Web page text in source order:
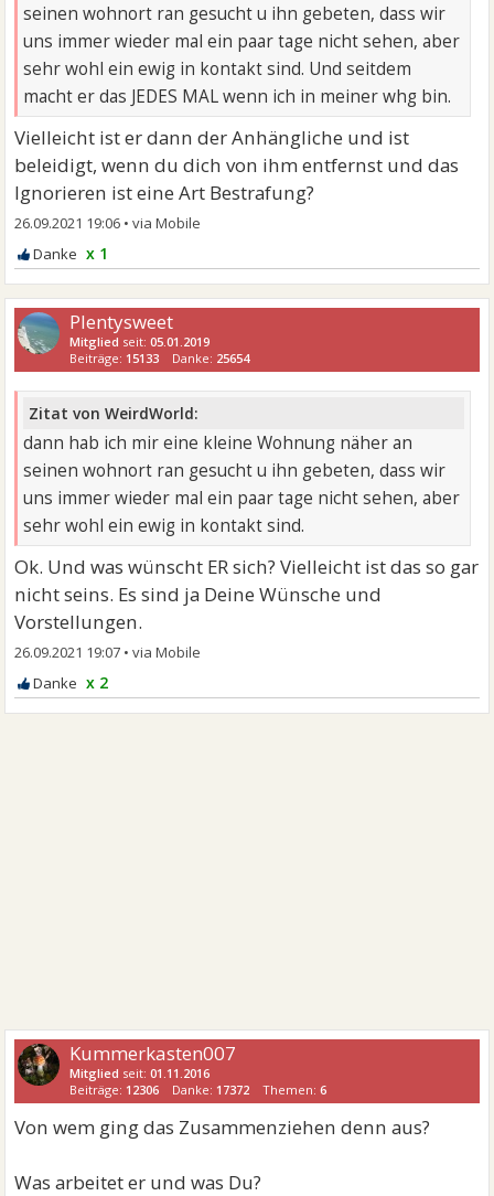
seinen wohnort ran gesucht u ihn gebeten, dass wir
uns immer wieder mal ein paar tage nicht sehen, aber
sehr wohl ein ewig in kontakt sind. Und seitdem
macht er das JEDES MAL wenn ich in meiner whg bin.
Vielleicht ist er dann der Anhängliche und ist
beleidigt, wenn du dich von ihm entfernst und das
Ignorieren ist eine Art Bestrafung?
26.09.2021 19:06 •
x 1
Plentysweet
Mitglied seit:05.01.2019
Beiträge: 15133 Danke: 25654
Zitat von WeirdWorld:
dann hab ich mir eine kleine Wohnung näher an
seinen wohnort ran gesucht u ihn gebeten, dass wir
uns immer wieder mal ein paar tage nicht sehen, aber
sehr wohl ein ewig in kontakt sind.
Ok. Und was wünscht ER sich? Vielleicht ist das so gar
nicht seins. Es sind ja Deine Wünsche und
Vorstellungen.
26.09.2021 19:07 •
x 2
Kummerkasten007
Mitglied seit:01.11.2016
Beiträge: 12306 Danke: 17372 Themen:6
Von wem ging das Zusammenziehen denn aus?
Was arbeitet er und was Du?